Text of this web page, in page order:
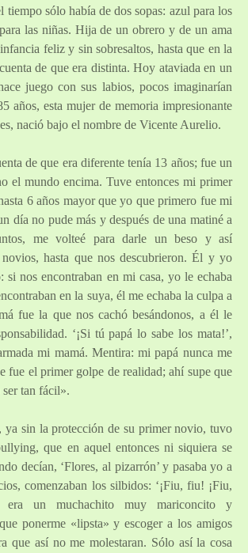
tiempo sólo había de dos sopas: azul para los
las niñas. Hija de un obrero y de un ama
feliz y sin sobresaltos, hasta que en la
de que era distinta. Hoy ataviada en un
juego con sus labios, pocos imaginarían
años, esta mujer de memoria impresionante
nació bajo el nombre de Vicente Aurelio.
de que era diferente tenía 13 años; fue un
el mundo encima. Tuve entonces mi primer
6 años mayor que yo que primero fue mi
día no pude más y después de una matiné a
me volteé para darle un beso y así
novios, hasta que nos descubrieron. Él y yo
si nos encontraban en mi casa, yo le echaba
en la suya, él me echaba la culpa a
fue la que nos cachó besándonos, a él le
‘¡Si tú papá lo sabe los mata!’,
mi mamá. Mentira: mi papá nunca me
fue el primer golpe de realidad; ahí supe que
tan fácil».
ya sin la protección de su primer novio, tuvo
que en aquel entonces ni siquiera se
decían, ‘Flores, al pizarrón’ y pasaba yo a
comenzaban los silbidos: ‘¡Fiu, fiu! ¡Fiu,
un muchachito muy mariconcito y
ponerme «lipsta» y escoger a los amigos
que así no me molestaran. Sólo así la cosa